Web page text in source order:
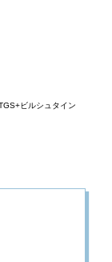
ビルシュタイン